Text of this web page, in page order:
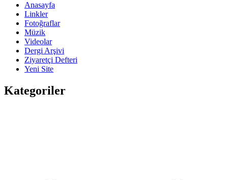
Anasayfa
Linkler
Fotoğraflar
Müzik
Videolar
Dergi Arşivi
Ziyaretçi Defteri
Yeni Site
Kategoriler